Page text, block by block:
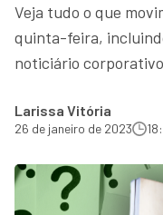
Veja tudo o que
quinta-feira,
noticiário corporativo
Larissa Vitória
26 de janeiro de 2023